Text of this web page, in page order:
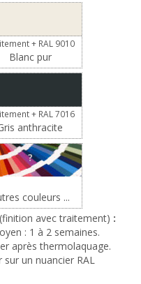
+ RAL 9010
Blanc pur
+ RAL 7016
anthracite
?
couleurs ...
(finition avec traitement) :
: 1 à 2 semaines.
après thermolaquage.
un nuancier RAL